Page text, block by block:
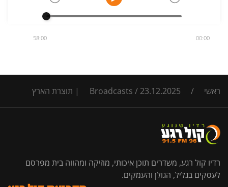
00:00
58:00
ראשי /
Broadcasts / 23.12.2025 | תוצרת הארץ
רדיו קול רגע, משדרים תוכן איכותי, מוזיקה ומהווה בית מפרסם
לעסקים בגליל, הגולן והעמקים.